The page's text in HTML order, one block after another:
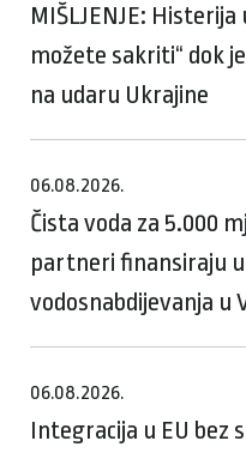
MIŠLJENJE: Histerija
možete sakriti“ dok
na udaru Ukrajine
06.08.2026.
Čista voda za 5.000
partneri finansiraju
vodosnabdijevanja u
06.08.2026.
Integracija u EU bez